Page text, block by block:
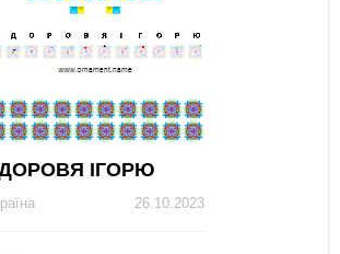
ІГОРЮ
26.10.2023